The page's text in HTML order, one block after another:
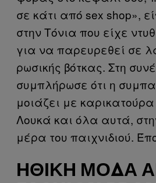
σε κάτι από sex shop»,
στην Τόνια που είχε
για να παρευρεθεί σε
ρωσικής βότκας. Στη
συμπλήρωσε ότι η
μοιάζει με
Λουκά και όλα αυτά,
μέρα του παιχνιδιού.
ΗΘΙΚΉ ΜΌΔΑ